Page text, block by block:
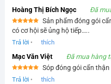
Hoàng Thị Bích Ngọc Đã
Được xếp
hạng5 5
sao
Sản phẩm đóng gói
có cơ hội sẽ ủng hộ tiếp…..
Trả lời • thích
Mạc Văn Việt Đã mua hàng
Được xếp
hạng55
Sóp đóng gói cẩn thận
Trả lời • thích